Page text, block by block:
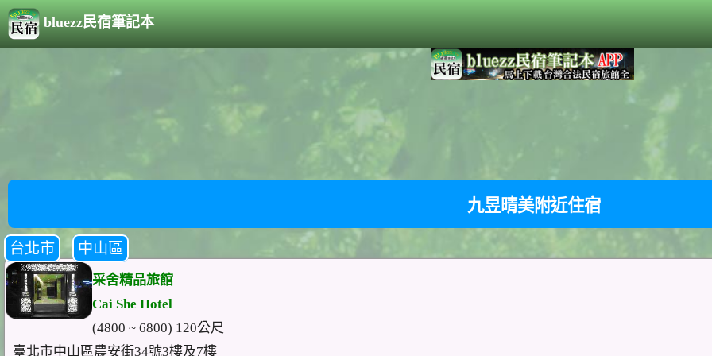
bluezz民宿筆記本
九昱晴美附近住宿
台北市 中山區
采舍精品旅館
Cai She Hotel
(4800 ~ 6800) 120公尺
臺北市中山區農安街34號3樓及7樓